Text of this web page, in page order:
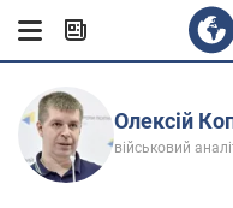
Олексій
військовий